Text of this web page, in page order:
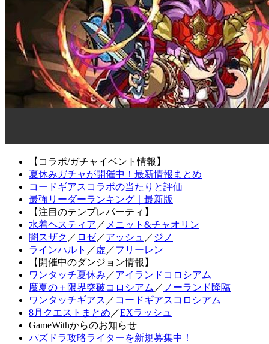
【コラボ/ガチャイベント情報】
夏休みガチャが開催中！最新情報まとめ
コードギアスコラボの当たりと評価
最強リーダーランキング｜最新版
【注目のテンプレパーティ】
水着ヘスティア ／ メニット&チャオリン
闇スザク ／ ロゼ／アッシュ ／ ジノ
ラインハルト ／ 虚 ／フリーレン
【開催中のダンジョン情報】
ワンタッチ夏休み ／アイランドコロシアム
魔夏の＋限界突破コロシアム ／ ノーランド降臨
ワンタッチギアス ／ コードギアスコロシアム
8月クエストまとめ ／EXラッシュ
GameWithからのお知らせ
パズドラ攻略ライターを新規募集中！